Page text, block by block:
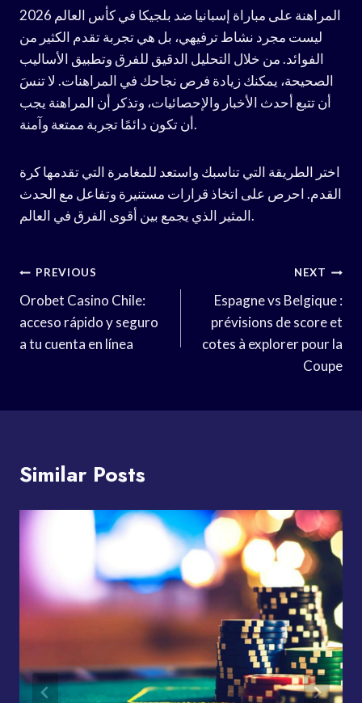
المراهنة على مباراة إسبانيا ضد بلجيكا في كأس العالم 2026
ليست مجرد نشاط ترفيهي، بل هي تجربة تقدم الكثير من
الفوائد. من خلال التحليل الدقيق للفرق وتطبيق الأساليب
الصحيحة، يمكنك زيادة فرص نجاحك في المراهنات. لا تنسَ
أن تتبع أحدث الأخبار والإحصائيات، وتذكر أن المراهنة يجب
أن تكون دائمًا تجربة ممتعة وآمنة.
اختر الطريقة التي تناسبك واستعد للمغامرة التي تقدمها كرة
القدم. احرص على اتخاذ قرارات مستنيرة وتفاعل مع الحدث
المثير الذي يجمع بين أقوى الفرق في العالم.
Post
Navigation
PREVIOUS
Orobet Casino Chile:
acceso rápido y seguro
a tu cuenta en línea
NEXT
Espagne vs Belgique :
prévisions de score et
cotes à explorer pour la
Coupe
Similar Posts